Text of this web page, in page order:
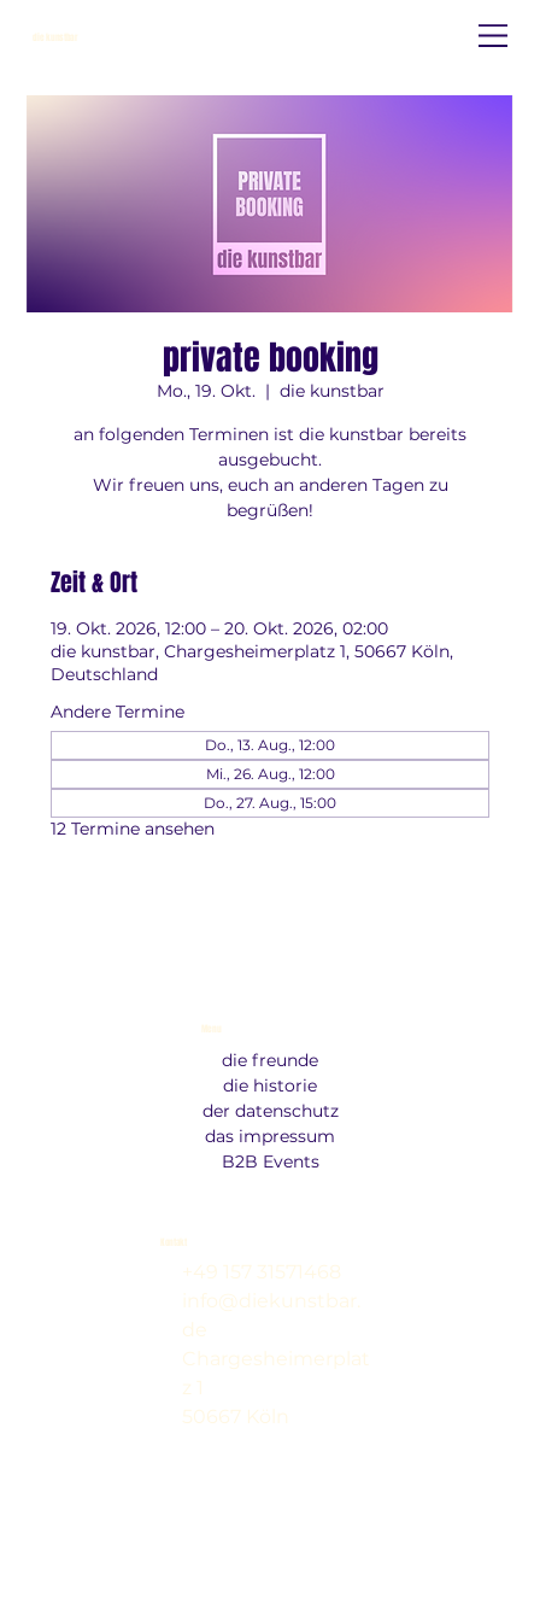
die kunstbar
private booking
Mo., 19. Okt.
  |
die kunstbar
an folgenden Terminen ist die kunstbar bereits
ausgebucht.
Wir freuen uns, euch an anderen Tagen zu
begrüßen!
Zeit & Ort
19. Okt. 2026, 12:00 – 20. Okt. 2026, 02:00
die kunstbar, Chargesheimerplatz 1, 50667 Köln,
Deutschland
Andere Termine
Do., 13. Aug., 12:00
Mi., 26. Aug., 12:00
Do., 27. Aug., 15:00
12 Termine ansehen
Menu
die freunde
die historie
der datenschutz
das impressum
B2B Events
Kontakt
+49 157 31571468
info@diekunstbar.
de
Chargesheimerplat
z 1
50667 Köln